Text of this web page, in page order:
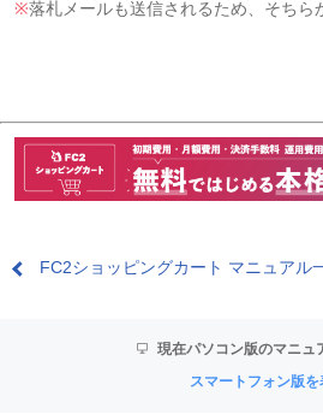
※落札メールも送信されるため、そちら
FC2ショッピングカート マニュアル
現在パソコン版のマニュ
スマートフォン版を